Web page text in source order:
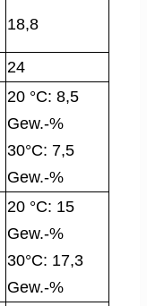
18,8
24
20 °C: 8,5
Gew.-%
30°C: 7,5
Gew.-%
20 °C: 15
Gew.-%
30°C: 17,3
Gew.-%